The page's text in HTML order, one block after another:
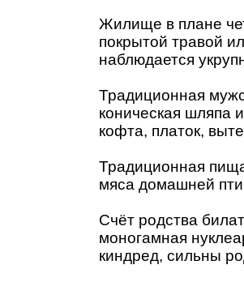
Жилище в плане
покрытой травой
наблюдается
Традиционная
коническая шляпа
кофта, платок,
Традиционная
мяса домашней
Счёт родства
моногамная
киндред, сильны